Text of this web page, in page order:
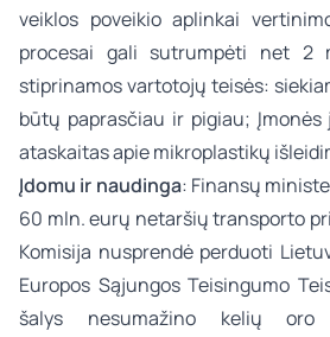
veiklos poveikio aplinkai
procesai gali sutrumpėti net 2
stiprinamos vartotojų teisės:
būtų paprasčiau ir pigiau;
ataskaitas apie mikroplastikų
Įdomu ir naudinga: Finansų
60 mln. eurų netaršių transporto
Komisija nusprendė perduoti
Europos Sąjungos Teisingumo
šalys nesumažino kelių oro